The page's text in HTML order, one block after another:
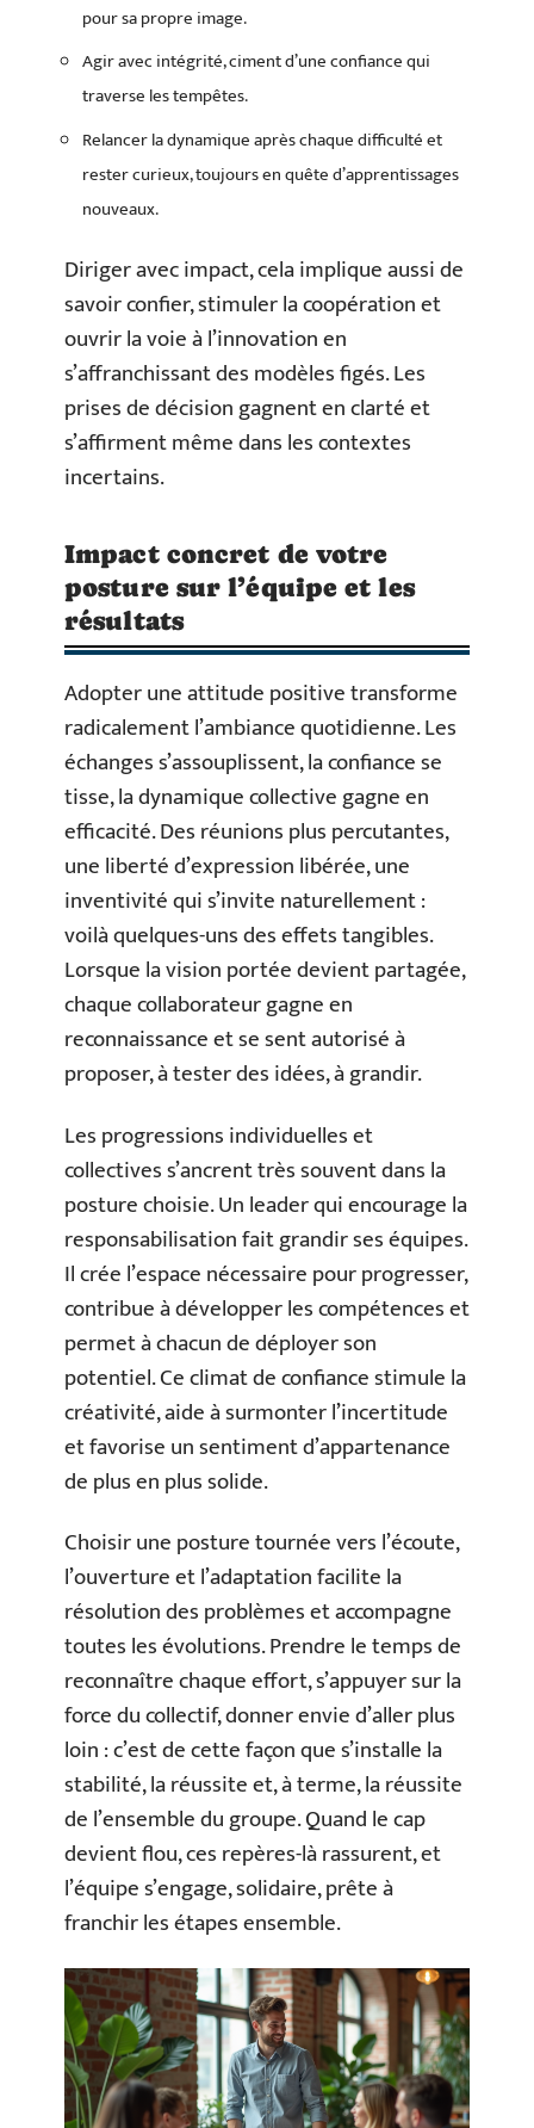
pour sa propre image.
Agir avec intégrité, ciment d’une confiance qui
traverse les tempêtes.
Relancer la dynamique après chaque difficulté et
rester curieux, toujours en quête d’apprentissages
nouveaux.
Diriger avec impact, cela implique aussi de
savoir confier, stimuler la coopération et
ouvrir la voie à l’innovation en
s’affranchissant des modèles figés. Les
prises de décision gagnent en clarté et
s’affirment même dans les contextes
incertains.
Impact concret de votre
posture sur l’équipe et les
résultats
Adopter une attitude positive transforme
radicalement l’ambiance quotidienne. Les
échanges s’assouplissent, la confiance se
tisse, la dynamique collective gagne en
efficacité. Des réunions plus percutantes,
une liberté d’expression libérée, une
inventivité qui s’invite naturellement :
voilà quelques-uns des effets tangibles.
Lorsque la vision portée devient partagée,
chaque collaborateur gagne en
reconnaissance et se sent autorisé à
proposer, à tester des idées, à grandir.
Les progressions individuelles et
collectives s’ancrent très souvent dans la
posture choisie. Un leader qui encourage la
responsabilisation fait grandir ses équipes.
Il crée l’espace nécessaire pour progresser,
contribue à développer les compétences et
permet à chacun de déployer son
potentiel. Ce climat de confiance stimule la
créativité, aide à surmonter l’incertitude
et favorise un sentiment d’appartenance
de plus en plus solide.
Choisir une posture tournée vers l’écoute,
l’ouverture et l’adaptation facilite la
résolution des problèmes et accompagne
toutes les évolutions. Prendre le temps de
reconnaître chaque effort, s’appuyer sur la
force du collectif, donner envie d’aller plus
loin : c’est de cette façon que s’installe la
stabilité, la réussite et, à terme, la réussite
de l’ensemble du groupe. Quand le cap
devient flou, ces repères-là rassurent, et
l’équipe s’engage, solidaire, prête à
franchir les étapes ensemble.